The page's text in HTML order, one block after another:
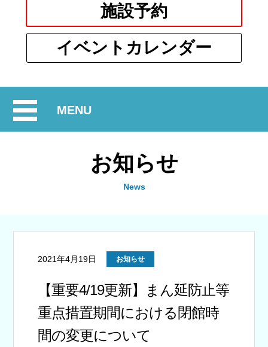
施設予約別
ウ
ィ
ン
開
イベント カレンダー別
ウ
ウ
MENU開
閉
お知らせ
News
2021年4月19日 お知らせ
【重要4/19更新】まん延防止等
重点措置期間における閉館時
間の変更について